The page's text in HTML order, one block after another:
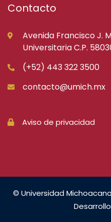
Contacto
Avenida Francisco J.
Universitaria C.P.
(+52) 443 322 3500
contacto@umich.mx
Aviso de privacidad
© Universidad